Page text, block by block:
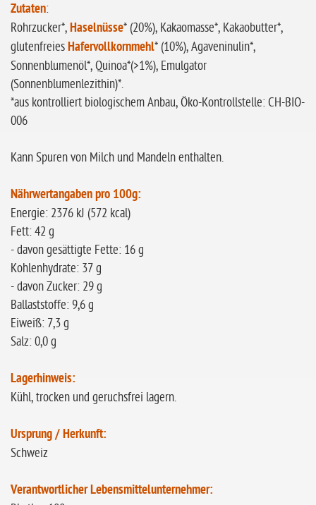
Zutaten:
Rohrzucker*,Haselnüsse* (20%), Kakaomasse*, Kakaobutter*,
glutenfreiesHafervollkornmehl* (10%), Agaveninulin*,
Sonnenblumenöl*, Quinoa*(>1%), Emulgator
(Sonnenblumenlezithin)*.
*aus kontrolliert biologischem Anbau, Öko-Kontrollstelle: CH-BIO-
006
Kann Spuren von Milch und Mandeln enthalten.
Nährwertangaben pro 100g:
Energie: 2376 kJ (572 kcal)
Fett: 42 g
- davon gesättigte Fette: 16 g
Kohlenhydrate: 37 g
- davon Zucker: 29 g
Ballaststoffe: 9,6 g
Eiweiß: 7,3 g
Salz: 0,0 g
Lagerhinweis:
Kühl, trocken und geruchsfrei lagern.
Ursprung / Herkunft:
Schweiz
Verantwortlicher Lebensmittelunternehmer: